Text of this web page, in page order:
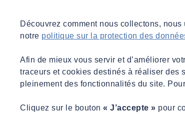
Découvrez comment nous collectons,
notre politique sur la protection des
Afin de mieux vous servir et d’améliorer
traceurs et cookies destinés à réaliser des
pleinement des fonctionnalités du site.
Cliquez sur le bouton « J’accepte » pour